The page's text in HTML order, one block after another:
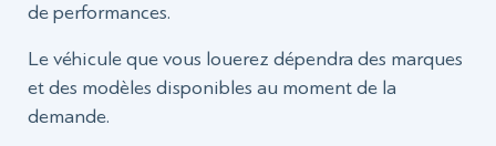
de performances.
Le véhicule que vous louerez dépendra des marques
et des modèles disponibles au moment de la
demande.